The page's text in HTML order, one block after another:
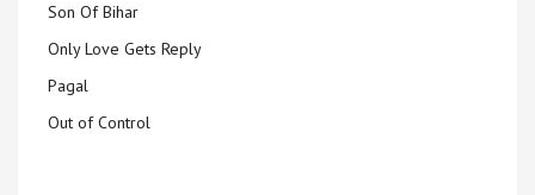
Son Of Bihar
Only Love Gets Reply
Pagal
Out of Control